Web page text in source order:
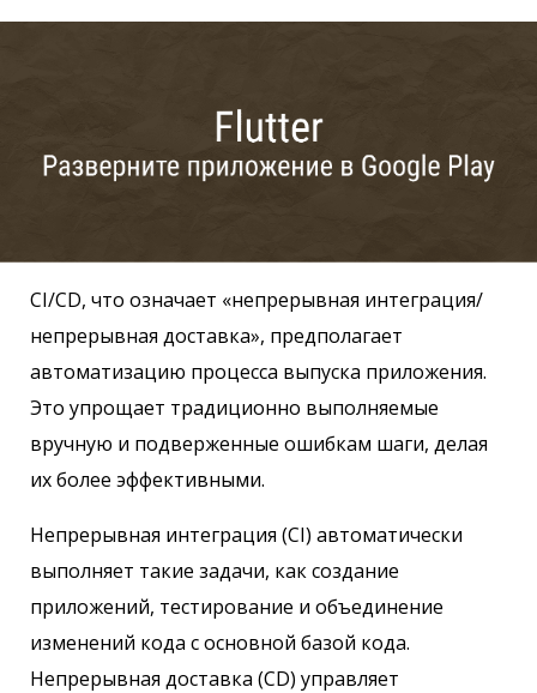
CI/CD, что означает «непрерывная интеграция/
непрерывная доставка», предполагает
автоматизацию процесса выпуска приложения.
Это упрощает традиционно выполняемые
вручную и подверженные ошибкам шаги, делая
их более эффективными.
Непрерывная интеграция (CI) автоматически
выполняет такие задачи, как создание
приложений, тестирование и объединение
изменений кода с основной базой кода.
Непрерывная доставка (CD) управляет